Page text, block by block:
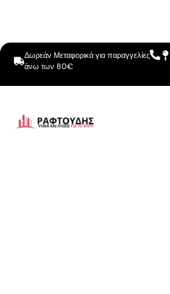
Δωρεάν Μεταφορικά για παραγγελίες
άνω των 80€